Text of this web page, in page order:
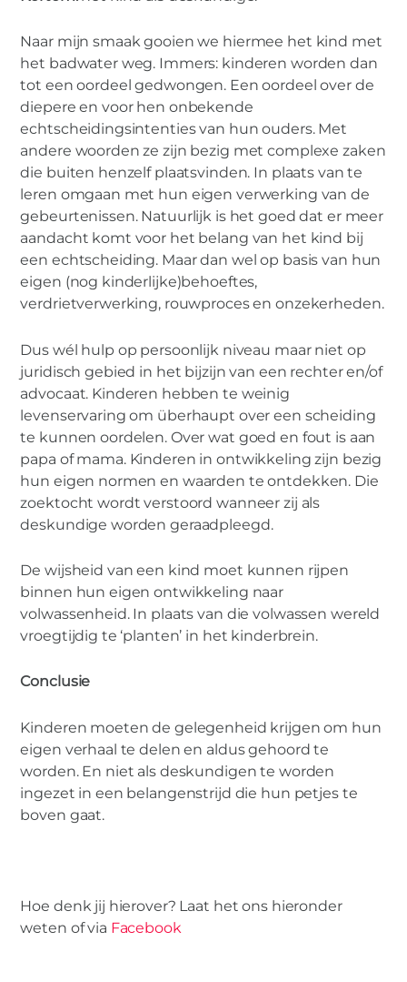
Naar mijn smaak gooien we hiermee het kind met
het badwater weg. Immers: kinderen worden dan
tot een oordeel gedwongen. Een oordeel over de
diepere en voor hen onbekende
echtscheidingsintenties van hun ouders. Met
andere woorden ze zijn bezig met complexe zaken
die buiten henzelf plaatsvinden. In plaats van te
leren omgaan met hun eigen verwerking van de
gebeurtenissen. Natuurlijk is het goed dat er meer
aandacht komt voor het belang van het kind bij
een echtscheiding. Maar dan wel op basis van hun
eigen (nog kinderlijke)behoeftes,
verdrietverwerking, rouwproces en onzekerheden.
Dus wél hulp op persoonlijk niveau maar niet op
juridisch gebied in het bijzijn van een rechter en/of
advocaat. Kinderen hebben te weinig
levenservaring om überhaupt over een scheiding
te kunnen oordelen. Over wat goed en fout is aan
papa of mama. Kinderen in ontwikkeling zijn bezig
hun eigen normen en waarden te ontdekken. Die
zoektocht wordt verstoord wanneer zij als
deskundige worden geraadpleegd.
De wijsheid van een kind moet kunnen rijpen
binnen hun eigen ontwikkeling naar
volwassenheid. In plaats van die volwassen wereld
vroegtijdig te ‘planten’ in het kinderbrein.
Conclusie
Kinderen moeten de gelegenheid krijgen om hun
eigen verhaal te delen en aldus gehoord te
worden. En niet als deskundigen te worden
ingezet in een belangenstrijd die hun petjes te
boven gaat.
Hoe denk jij hierover? Laat het ons hieronder
weten of via Facebook